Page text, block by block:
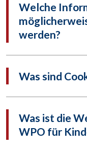
Welche
werden?
Was sind
Was ist die
WPO für